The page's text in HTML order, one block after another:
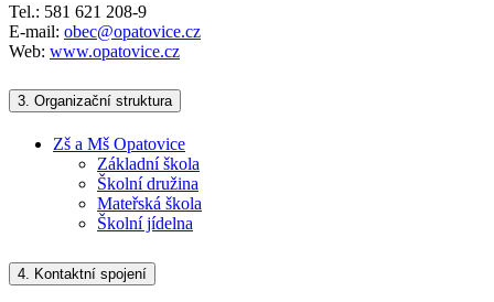
Tel.: 581 621 208-9
E-mail: obec@opatovice.cz
Web: www.opatovice.cz
3. Organizační struktura
Zš a Mš Opatovice
Základní škola
Školní družina
Mateřská škola
Školní jídelna
4. Kontaktní spojení